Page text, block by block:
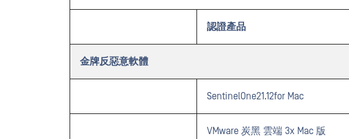
認證產品
金牌反惡意軟體
SentinelOne21.12for Mac
VMware 炭黑 雲端 3x Mac 版